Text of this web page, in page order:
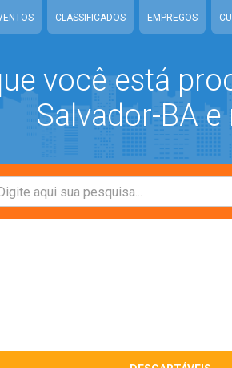
CLASSIFICADOS EMPREGOS
você está
Salvador-BA e